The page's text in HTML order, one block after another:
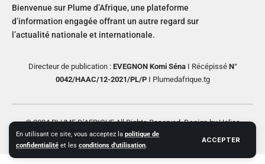
En utilisant ce site, vous acceptez la politique de
confidentialité et les conditions d'utilisation.
ACCEPTER
Bienvenue sur Plume d’Afrique, une plateforme
d’information engagée offrant un autre regard sur
l’actualité nationale et internationale.
Directeur de publication : EVEGNON Komi SénaI RécépisséN°
0042/HAAC/12-2021/PL/PI Plumedafrique.tg
© 2024 PLUME D’AFRIQUE All Rights Reserved. Design by Helios
Creative